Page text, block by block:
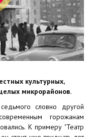
культурных,
микрорайонов.
словно другой
горожанам
К примеру "Театр